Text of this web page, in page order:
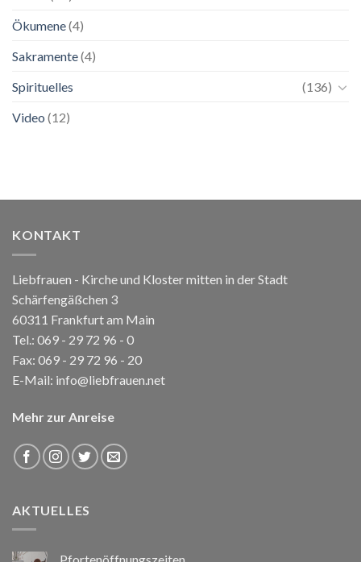
Ökumene(4)
Sakramente(4)
Spirituelles
(136)
Video (12)
KONTAKT
Liebfrauen - Kirche und Kloster mitten in der Stadt
Schärfengäßchen 3
60311 Frankfurt am Main
Tel.: 069 - 29 72 96 - 0
Fax: 069 - 29 72 96 - 20
E-Mail: info@liebfrauen.net
Mehr zur Anreise
AKTUELLES